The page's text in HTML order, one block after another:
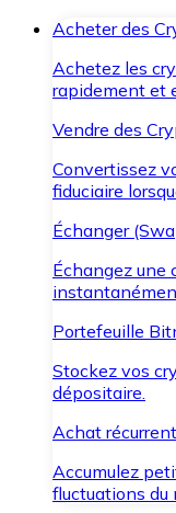
Acheter des
Achetez les
rapidement et
Vendre des
Convertissez
fiduciaire
Échanger
Échangez une
Portefeuille
Stockez vos
dépositaire.
Achat
Accumulez
fluctuations du